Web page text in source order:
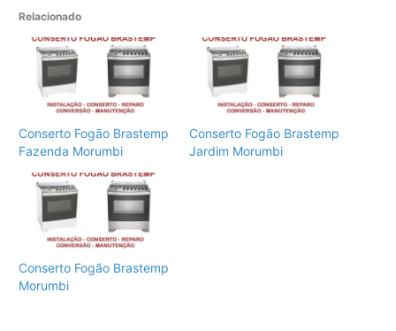
Relacionado
Conserto Fogão Brastemp
Fazenda Morumbi
Conserto Fogão Brastemp
Jardim Morumbi
Conserto Fogão Brastemp
Morumbi